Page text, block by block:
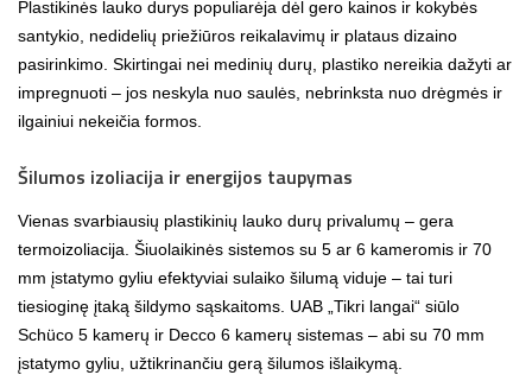
Plastikinės lauko durys populiarėja dėl gero kainos ir kokybės
santykio, nedidelių priežiūros reikalavimų ir plataus dizaino
pasirinkimo. Skirtingai nei medinių durų, plastiko nereikia dažyti ar
impregnuoti – jos neskyla nuo saulės, nebrinksta nuo drėgmės ir
ilgainiui nekeičia formos.
Šilumos izoliacija ir energijos taupymas
Vienas svarbiausių plastikinių lauko durų privalumų – gera
termoizoliacija. Šiuolaikinės sistemos su 5 ar 6 kameromis ir 70
mm įstatymo gyliu efektyviai sulaiko šilumą viduje – tai turi
tiesioginę įtaką šildymo sąskaitoms. UAB „Tikri langai“ siūlo
Schüco 5 kamerų ir Decco 6 kamerų sistemas – abi su 70 mm
įstatymo gyliu, užtikrinančiu gerą šilumos išlaikymą.